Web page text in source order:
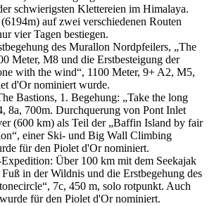
schwierigsten Klettereien im Himalaya.
auf zwei verschiedenen Routen
vier Tagen bestiegen.
des Murallon Nordpfeilers, „The
Meter, M8 und die Erstbesteigung der
with the wind“, 1100 Meter, 9+ A2, M5,
d'Or nominiert wurde.
Bastions, 1. Begehung: „Take the long
8a, 700m. Durchquerung von Pont Inlet
(600 km) als Teil der „Baffin Island by fair
einer Ski- und Big Wall Climbing
für den Piolet d'Or nominiert.
Über 100 km mit dem Seekajak
in der Wildnis und die Erstbegehung des
7c, 450 m, solo rotpunkt. Auch
für den Piolet d'Or nominiert.